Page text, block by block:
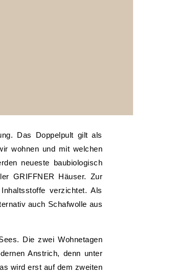
Das Doppelpult gilt als
wohnen und mit welchen
neueste baubiologisch
GRIFFNER Häuser. Zur
verzichtet. Als
auch Schafwolle aus
Die zwei Wohnetagen
Anstrich, denn unter
wird erst auf dem zweiten